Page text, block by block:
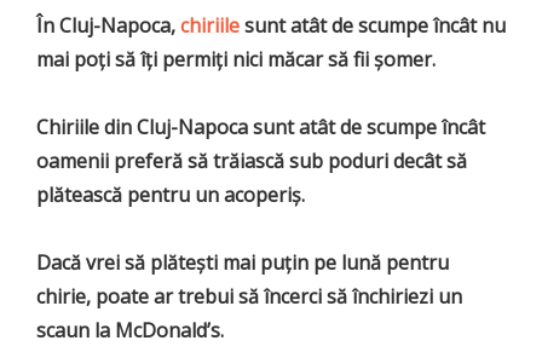
În Cluj-Napoca,chiriilesunt atât de scumpe încât nu
mai poţi să îţi permiţi nici măcar să fii şomer.
Chiriile din Cluj-Napoca sunt atât de scumpe încât
oamenii preferă să trăiască sub poduri decât să
plătească pentru un acoperiş.
Dacă vrei să plăteşti mai puţin pe lună pentru
chirie, poate ar trebui să încerci să închiriezi un
scaun la McDonald’s.